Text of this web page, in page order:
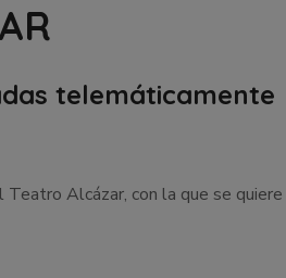
telemáticamente
Alcázar, con la que se quiere